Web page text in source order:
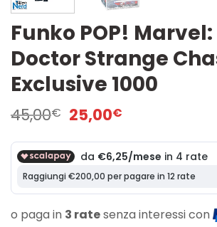
Funko POP! Marvel:
Doctor Strange
Exclusive 1000
45,00€ Il
prezzo
originale
era:
45,00€.
25,00€
attuale
è:
25,00€.
o paga in 3 ratesenza interessi con